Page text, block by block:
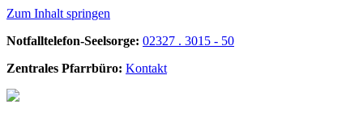
Zum Inhalt springen
Notfalltelefon-Seelsorge: 02327 . 3015 - 50
Zentrales Pfarrbüro: Kontakt